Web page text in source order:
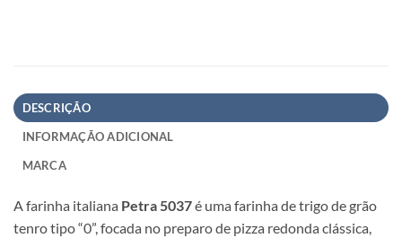
DESCRIÇÃO
INFORMAÇÃO ADICIONAL
MARCA
A farinha italiana Petra 5037é uma farinha de trigo de grão
tenro tipo “0”, focada no preparo de pizza redonda clássica,